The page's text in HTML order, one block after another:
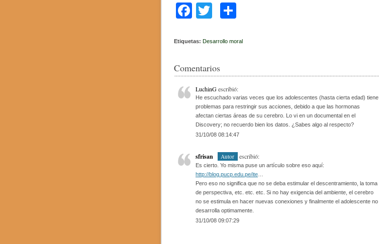
F
c
b
o
o
k
tt
m
ar
tir
Etiquetas: Desarrollo moral
Comentarios
LuchinGescribió:
He escuchado varias veces que los adolescentes (hasta cierta edad) tiene
problemas para restringir sus acciones, debido a que las hormonas
afectan ciertas áreas de su cerebro. Lo vi en un documental en el
Discovery; no recuerdo bien los datos. ¿Sabes algo al respecto?
31/10/08 08:14:47
sfrisan Autor escribió:
Es cierto. Yo misma puse un artículo sobre eso aquí:
http://blog.pucp.edu.pe/ite…
Pero eso no significa que no se deba estimular el descentramiento, la toma
de perspectiva, etc. etc. etc. Si no hay exigencia del ambiente, el cerebro
no se estimula en hacer nuevas conexiones y finalmente el adolescente no
desarrolla optimamente.
31/10/08 09:07:29